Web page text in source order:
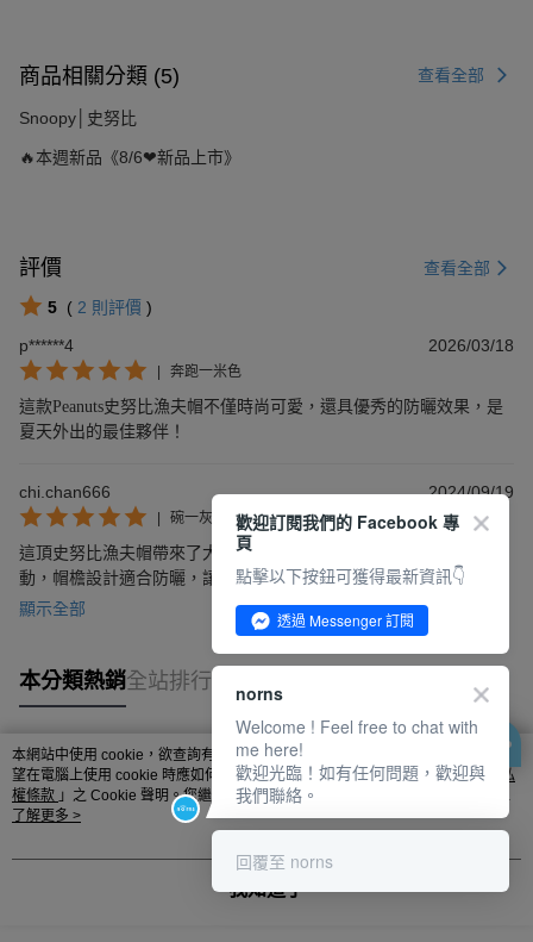
商品相關分類 (5) 查看全部
Snoopy│史努比
🔥本週新品《8/6❤新品上市》
評價 查看全部
5 ( 2 則評價 )
p******4
2026/03/18
奔跑一米色
這款Peanuts史努比漁夫帽不僅時尚可愛，還具優秀的防曬效果，是
夏天外出的最佳夥伴！
chi.chan666 2024/09/19
碗一灰色
這頂史努比漁夫帽帶來了大量仿紗線，造型大方，適合夏日戶外活
動，帽檐設計適合防曬，讓我在炎炎夏日中也能保持涼爽與美好心
情。選擇原創設計，讓我更有自信。
顯示全部
本分類熱銷全站排行
熱門標籤
本網站中使用 cookie，欲查詢有關本網站使用 cookie 方式之詳情，及若您不希
望在電腦上使用 cookie 時應如何變更電腦的 cookie 設定，請參閱本網站「
隱私
權條款 」之 Cookie 聲明。您繼續使用本網站即表示您同意本公司得按本網站使
用條款之 Cookie 聲明使用 cookie。
了解更多 >
我知道了
歡迎訂閱我們的 Facebook 專
頁
點擊以下按鈕可獲得最新資訊👇
透過 Messenger 訂閱
norns
Welcome ! Feel free to chat with
me here!
歡迎光臨！如有任何問題，歡迎與
我們聯絡。
回覆至 norns